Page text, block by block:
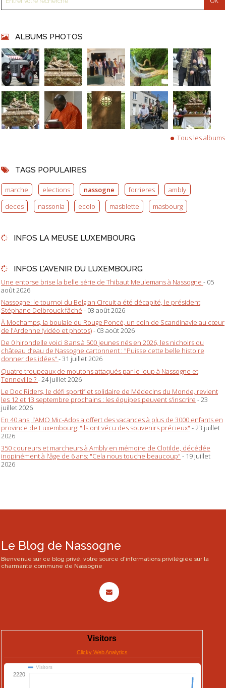
ALBUMS PHOTOS
Tous les albums
TAGS POPULAIRES
marche elections nassogne forrieres
ambly
deces
nassonia ecolo masblette masbourg
INFOS LA MEUSE LUXEMBOURG
INFOS L'AVENIR DU LUXEMBOURG
Une entorse brise la belle série de Thibaut Meulemans à Nassogne - 05
août 2026
Nassogne: le tournoi du Belgian Circuit a été décapité, le président
Stéphane Delbrouck fâché - 03 août 2026
À Mochamps, la boulaie du Rouge Poncé, un coin de Scandinavie au cœur
de l'Ardenne (vidéo et photos)- 03 août 2026
De 0 hirondelle voici 8 ans à 500 jeunes nés en 2026, les nichoirs du
château d’eau de Nassogne cartonnent : "Puisse cette belle histoire
donner des idées" - 31 juillet 2026
Quatre troupeaux de moutons attaqués par le loup à Nassogne et
Tenneville ?- 24 juillet 2026
Le Doc Riders, le défi sportif et solidaire de Médecins du Monde, revient
les 12 et 13 septembre prochains : les équipes peuvent s'inscrire - 23
juillet 2026
En 40 ans, l’AMO Mic-Ados a offert des vacances à plus de 3000 enfants en
province de Luxembourg: "Ils ont vécu des souvenirs précieux" - 23 juillet
2026
350 coureurs et marcheurs à Ambly en mémoire de Clotilde, décédée
inopinément à l'âge de 6 ans: "Cela nous touche beaucoup" - 19 juillet
2026
Le Blog de Nassogne
Bienvenue sur ce blog privé, votre source d'informations privilégiée sur la
charmante commune de Nassogne